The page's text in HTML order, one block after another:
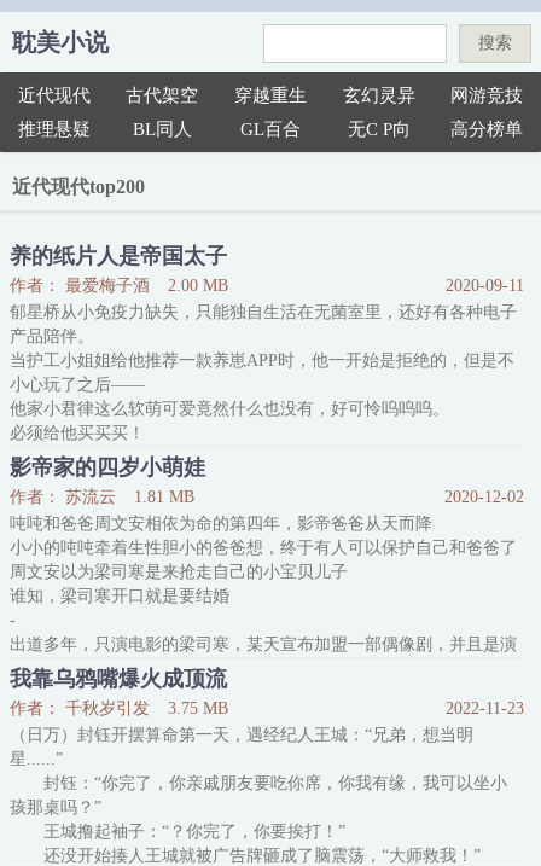
耽美小说 搜索
近代现代 古代架空 穿越重生 玄幻灵异
网游竞技
推理悬疑
BL同人 GL百合 无C P向 高分榜单
近代现代top200
养的纸片人是帝国太子
作者： 最爱梅子酒 2.00 MB
2020-09-11
郁星桥从小免疫力缺失，只能独自生活在无菌室里，还好有各种电子
产品陪伴。
当护工小姐姐给他推荐一款养崽APP时，他一开始是拒绝的，但是不
小心玩了之后——
他家小君律这么软萌可爱竟然什么也没有，好可怜呜呜呜。
必须给他买买买！
哇，长大后的乖崽也吼吼看，必须给他氪氪氪！
作为首富之子，郁星桥什么也没有，就是钱多。
帝国皇太子君律遭遇毒手，力量全失，被迫变回幼生态，隐姓埋名受
尽欺辱，某日被一个自称系统的东西找上，要与他签订协议。
只要能复仇，他愿意向恶魔献祭自己的灵魂！
在收到多次“神赐之物”后
影帝家的四岁小萌娃
作者： 苏流云 1.81 MB
2020-12-02
吨吨和爸爸周文安相依为命的第四年，影帝爸爸从天而降
小小的吨吨牵着生性胆小的爸爸想，终于有人可以保护自己和爸爸了
周文安以为梁司寒是来抢走自己的小宝贝儿子
谁知，梁司寒开口就是要结婚
-
出道多年，只演电影的梁司寒，某天宣布加盟一部偶像剧，并且是演
男三号的小配角
粉丝震惊，媒体意外。
偶像剧开机仪式上，记者八卦：梁先生您为什么纡尊降贵、0片酬出
演青春电视剧？
梁司寒望了一眼不远处戴着口罩墨镜的周文安：谁说我0片酬？我的
片酬，是你们想象不到的大。
周文安藏在口罩底下的双颊，红得宛若蜜桃。
我靠乌鸦嘴爆火成顶流
作者： 千秋岁引发 3.75 MB
2022-11-23
（日万）封钰开摆算命第一天，遇经纪人王城：“兄弟，想当明
星......”
封钰：“你完了，你亲戚朋友要吃你席，你我有缘，我可以坐小
孩那桌吗？”
王城撸起袖子：“？你完了，你要挨打！”
还没开始揍人王城就被广告牌砸成了脑震荡，“大师救我！”